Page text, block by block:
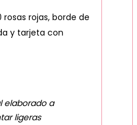
rojas, borde de
y tarjeta con
elaborado a
ligeras